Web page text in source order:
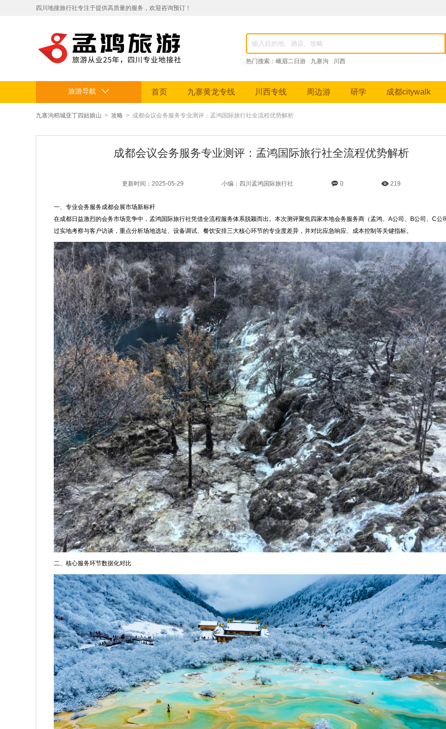
​四川地接旅行社专注于提供高质量的服务，欢迎咨询预订！
定制贴心行程，让您的旅途省心舒适，畅享四川美景。电话：19981282976，成都跟团游、九寨沟纯玩团、峨眉山深度游、稻城亚丁摄影之旅等特色线路。
热门搜索： 峨眉二日游 九寨沟 川西
旅游导航 首页 九寨黄龙专线 川西专线 周边游 研学 成都citywalk
九寨沟稻城亚丁四姑娘山 > 攻略 > 成都会议会务服务专业测评：孟鸿国际旅行社全流程优势解析
成都会议会务服务专业测评：孟鸿国际旅行社全流程优势解析
更新时间：2025-05-29 小编：四川孟鸿国际旅行社 0 219
一、专业会务服务成都会展市场新标杆
在成都日益激烈的会务市场竞争中，孟鸿国际旅行社凭借全流程服务体系脱颖而出。本次测评聚焦四家本地会务服务商（孟鸿、A公司、B公司、C公
过实地考察与客户访谈，重点分析场地选址、设备调试、餐饮安排三大核心环节的专业度差异，并对比应急响应、成本控制等关键指标。
二、核心服务环节数据化对比